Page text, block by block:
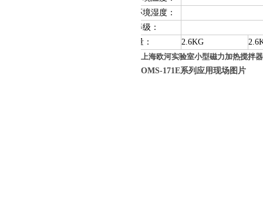
允许环境湿度：
防护等级：
重 量：
2.6KG
上海欧河实验室小型磁力加热搅拌器
OMS-171E系列应用现场图片